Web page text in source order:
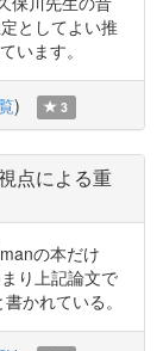
としてよい推
います。
) 3
点による重
の本だけ
り上記論文で
かれている。